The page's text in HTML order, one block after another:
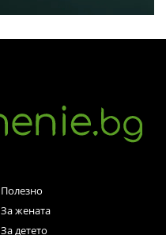
Полезно
За жената
За детето